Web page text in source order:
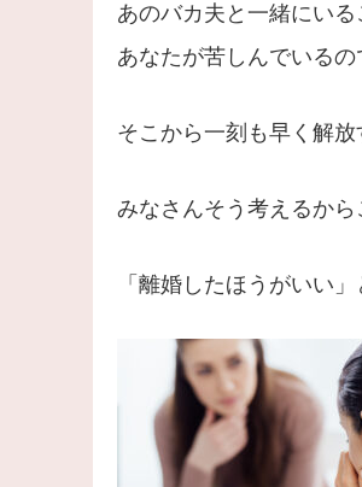
あのバカ夫と一緒にいる
あなたが苦しんでいるの
そこから一刻も早く解
みなさんそう考えるから
「離婚したほうがいい